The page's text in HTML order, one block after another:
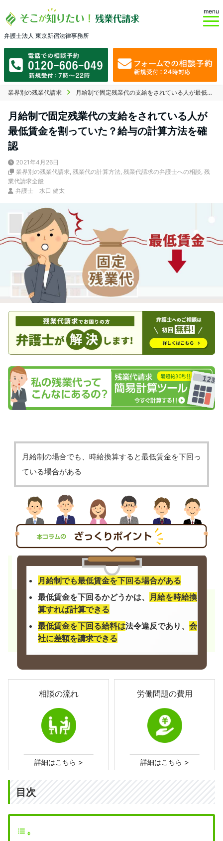
弁護士法人 東京新宿法律事務所
menu
業界別の残業代請求 月給制で固定残業代の支給をされている人が最低賃金を割っていた？給与の計算方法を確認
月給制で固定残業代の支給をされている人が
最低賃金を割っていた？給与の計算方法を確
認
2021年4月26日
業界別の残業代請求, 残業代の計算方法, 残業代請求の弁護士への相談, 残
業代請求全般
弁護士 水口 健太
月給制の場合でも、時給換算すると最低賃金を下回っ
ている場合がある
月給制でも最低賃金を下回る場合がある
最低賃金を下回るかどうかは、 月給を時給換
算すれば計算できる
最低賃金を下回る給料は法令違反であり、 会
社に差額を請求できる
相談の流れ
詳細はこちら >
労働問題の費用
詳細はこちら >
目次